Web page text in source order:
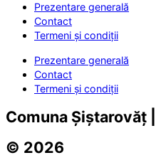
Prezentare generală
Contact
Termeni și condiții
Prezentare generală
Contact
Termeni și condiții
Comuna Șiștarovăț
© 2026